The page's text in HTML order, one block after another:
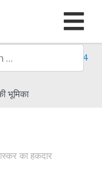
Srote - 2024
भूमिका
का हकदार